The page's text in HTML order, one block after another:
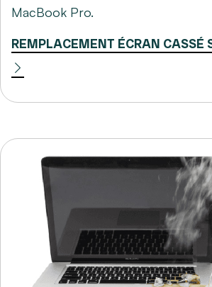
MacBook Pro.
REMPLACEMENT ÉCRAN CASSÉ